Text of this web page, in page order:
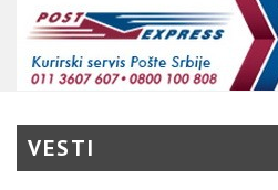
VESTI